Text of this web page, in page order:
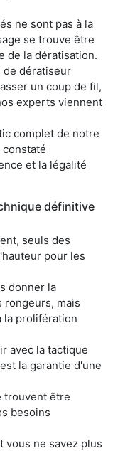
ne sont pas à la
se trouve être
de la dératisation.
de dératiseur
un coup de fil,
experts viennent
complet de notre
et la légalité
définitive
seuls des
pour les
donner la
rongeurs, mais
la prolifération
avec la tactique
la garantie d'une
trouvent être
besoins
vous ne savez plus